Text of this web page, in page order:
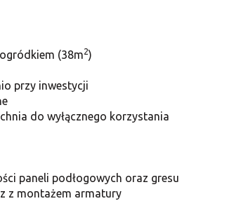
(38m2)
przy inwestycji
do wyłącznego korzystania
paneli podłogowych oraz gresu
z montażem armatury